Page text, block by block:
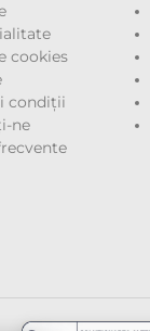
cookies
condiții
ne